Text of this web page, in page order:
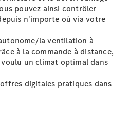
pouvez ainsi contrôler
n'importe où via votre
la ventilation à
à la commande à distance,
un climat optimal dans
digitales pratiques dans